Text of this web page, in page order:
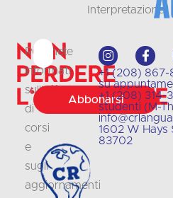
Non
perdere
l'occasione
Rimanete
informati
sull'offerta
di
corsi
e
sugli
aggiornamenti
Abbonarsi
+1 (208) 867-
su
+1 (208) 314-
studenti (M-
1602 W Hays
83702
Interpretazione